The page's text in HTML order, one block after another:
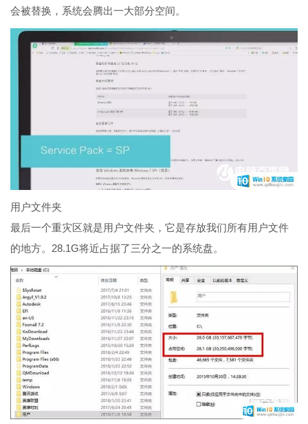
会被替换，系统会腾出一大部分空间。
用户文件夹
最后一个重灾区就是用户文件夹，它是存放我们所有用户文件
的地方。28.1G将近占据了三分之一的系统盘。